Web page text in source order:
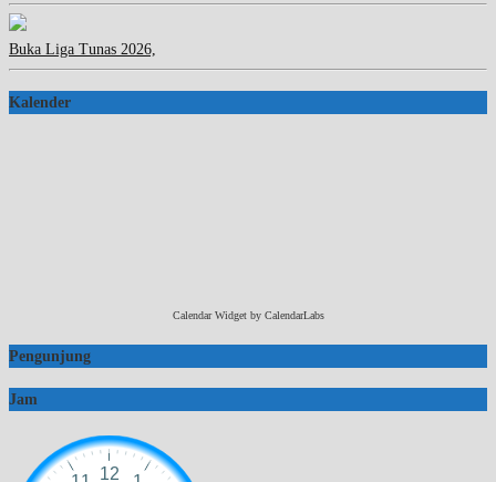
Buka Liga Tunas 2026,
Kalender
Calendar Widget by CalendarLabs
Pengunjung
Jam